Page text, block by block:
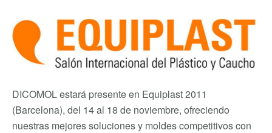
DICOMOL estará presente en Equiplast 2011
(Barcelona), del 14 al 18 de noviembre, ofreciendo
nuestras mejores soluciones y moldes competitivos con